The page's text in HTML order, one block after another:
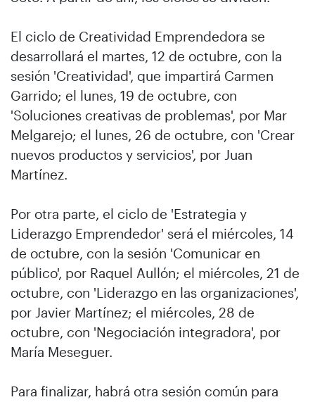
El ciclo de Creatividad Emprendedora se
desarrollará el martes, 12 de octubre, con la
sesión 'Creatividad', que impartirá Carmen
Garrido; el lunes, 19 de octubre, con
'Soluciones creativas de problemas', por Mar
Melgarejo; el lunes, 26 de octubre, con 'Crear
nuevos productos y servicios', por Juan
Martínez.
Por otra parte, el ciclo de 'Estrategia y
Liderazgo Emprendedor' será el miércoles, 14
de octubre, con la sesión 'Comunicar en
público', por Raquel Aullón; el miércoles, 21 de
octubre, con 'Liderazgo en las organizaciones',
por Javier Martínez; el miércoles, 28 de
octubre, con 'Negociación integradora', por
María Meseguer.
Para finalizar, habrá otra sesión común para